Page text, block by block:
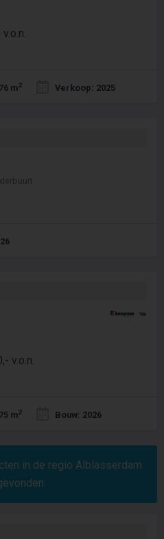
m2 Verkoop: 2025
v.o.n.
m2 Bouw: 2026
in de regio Alblasserdam